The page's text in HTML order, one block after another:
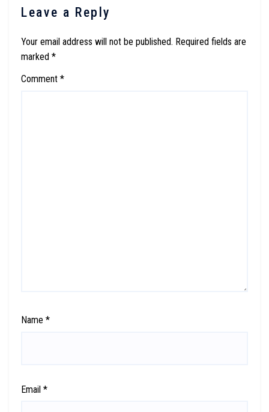
Leave a Reply
Your email address will not be published. Required fields are
marked *
Comment *
Name *
Email *